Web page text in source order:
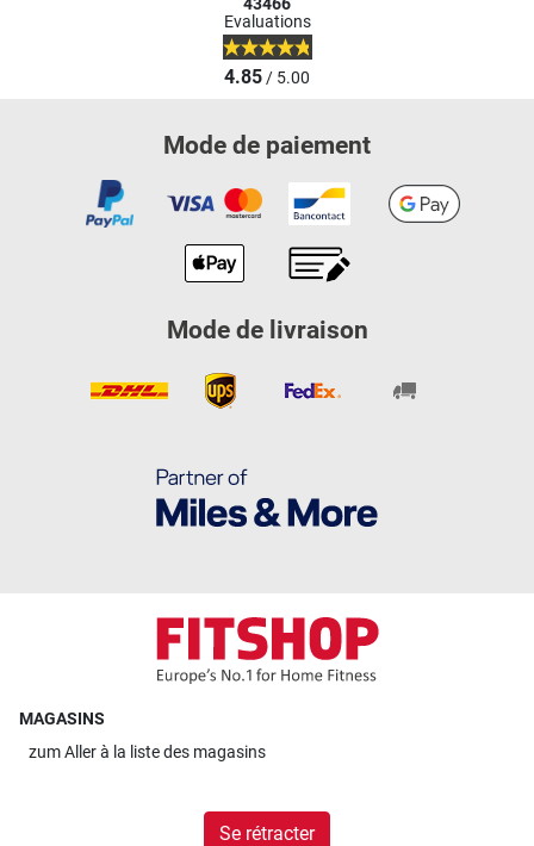
43466
Evaluations
4.85/ 5.00
Mode de paiement
Mode de livraison
MAGASINS
zumAller à la liste des magasins
Se rétracter